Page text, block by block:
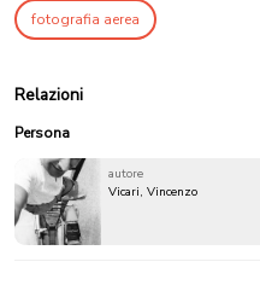
fotografia aerea
Relazioni
Persona
autore
Vicari, Vincenzo